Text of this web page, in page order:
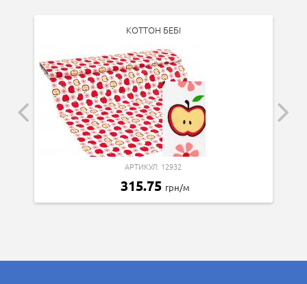
КОТТОН БЕБІ
АРТИКУЛ: 12932
315.75 грн/м